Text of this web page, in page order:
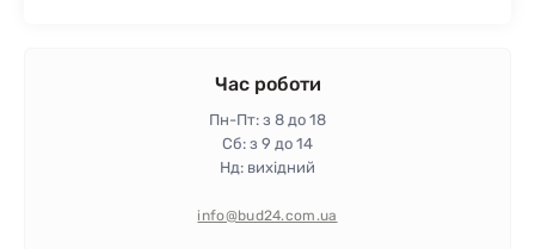
Гарантія та повернення
Політика конфіденційності
Час роботи
Пн-Пт: з 8 до 18
Сб: з 9 до 14
Нд: вихідний
info@bud24.com.ua